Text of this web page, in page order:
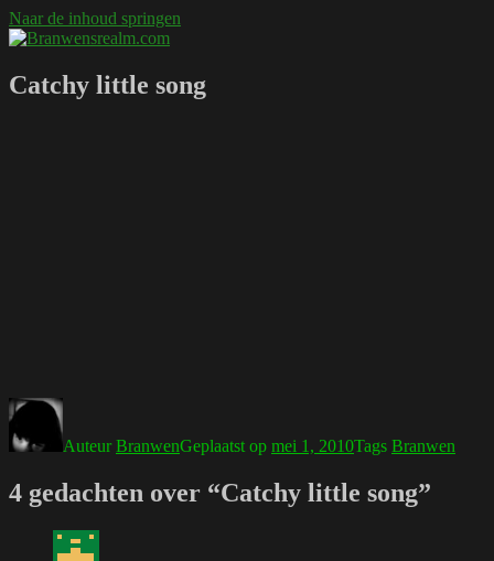
Naar de inhoud springen
Catchy little song
AuteurBranwenGeplaatst op mei 1, 2010Tags Branwen
4 gedachten over “Catchy little song”